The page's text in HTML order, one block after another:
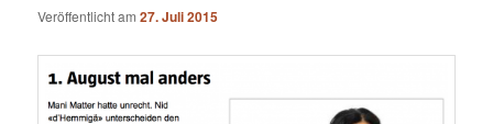
Veröffentlicht am27. Juli 2015